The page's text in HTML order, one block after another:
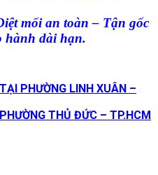
mối an toàn – Tận gốc
hành dài hạn.
PHƯỜNG LINH XUÂN –
THỦ ĐỨC – TP.HCM